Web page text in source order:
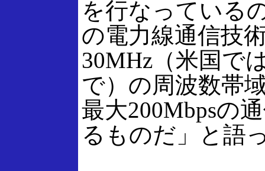
を行なっている
の電力線通信技
30MHz（米国で
で）の周波数帯
最大200Mbpsの
るものだ」と語